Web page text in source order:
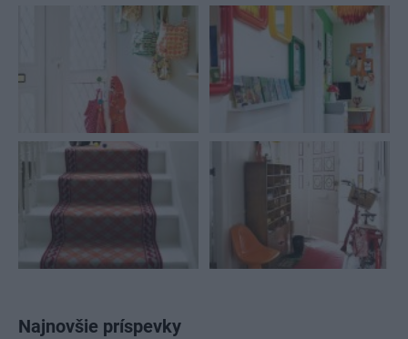
Najnovšie príspevky